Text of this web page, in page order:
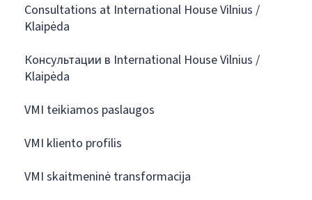
Consultations at International House Vilnius /
Klaipėda
Консультации в International House Vilnius /
Klaipėda
VMI teikiamos paslaugos
VMI kliento profilis
VMI skaitmeninė transformacija